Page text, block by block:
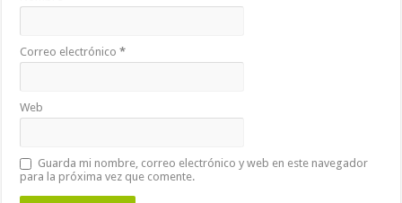
Correo electrónico*
Web
Guarda mi nombre, correo electrónico y web en este navegador
para la próxima vez que comente.